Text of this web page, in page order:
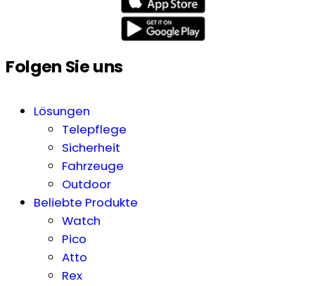
Folgen Sie uns
Lösungen
Telepflege
Sicherheit
Fahrzeuge
Outdoor
Beliebte Produkte
Watch
Pico
Atto
Rex